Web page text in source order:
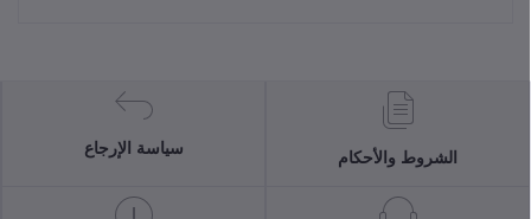
الشروط والأحكام
سياسة الإرجاع